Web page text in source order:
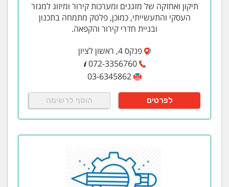
תיקון ואחזקה של מזגנים ומערכות קירור ומיזוג למגזר
העסקי והתעשייתי, כמוכן, פלטק מתמחה בתכנון
ובניית חדרי קירור והקפאה.
פנקס 4, ראשון לציון
072-3356760
03-6345862
לפרטים הוסף לרשימה